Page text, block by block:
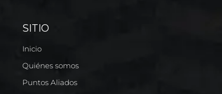
SITIO
Inicio
Quiénes somos
Puntos Aliados